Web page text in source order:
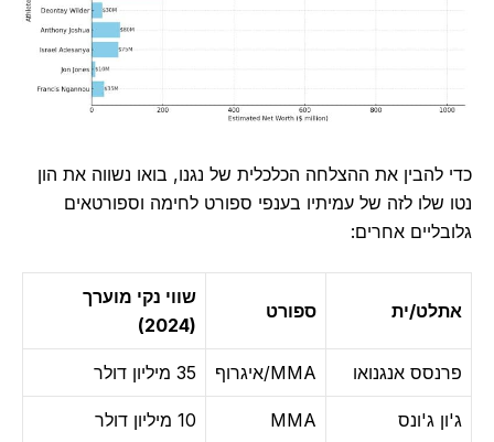
כדי להבין את ההצלחה הכלכלית של נגנו, בואו נשווה את הון
נטו שלו לזה של עמיתיו בענפי ספורט לחימה וספורטאים
גלובליים אחרים:
אתלט/ית ספורט
שווי נקי מוערך
(2024)
פרנסס אנגנואו MMA/איגרוף 35 מיליון דולר
ג'ון ג'ונס MMA 10 מיליון דולר